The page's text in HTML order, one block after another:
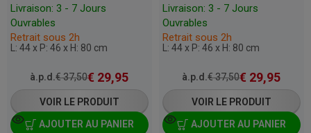
Livraison: 3 - 7 Jours
Ouvrables
Retrait sous 2h
L: 44 x P: 46 x H: 80 cm
à.p.d.€37,50€ 29,95
VOIR LE PRODUIT
AJOUTER AU PANIER
Livraison: 3 - 7 Jours
Ouvrables
Retrait sous 2h
L: 44 x P: 46 x H: 80 cm
à.p.d.€37,50€ 29,95
VOIR LE PRODUIT
AJOUTER AU PANIER